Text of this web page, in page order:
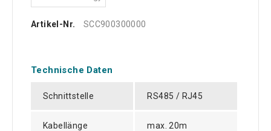
Artikel-Nr. SCC900300000
Technische Daten
Schnittstelle RS485 / RJ45
Kabellänge max. 20m